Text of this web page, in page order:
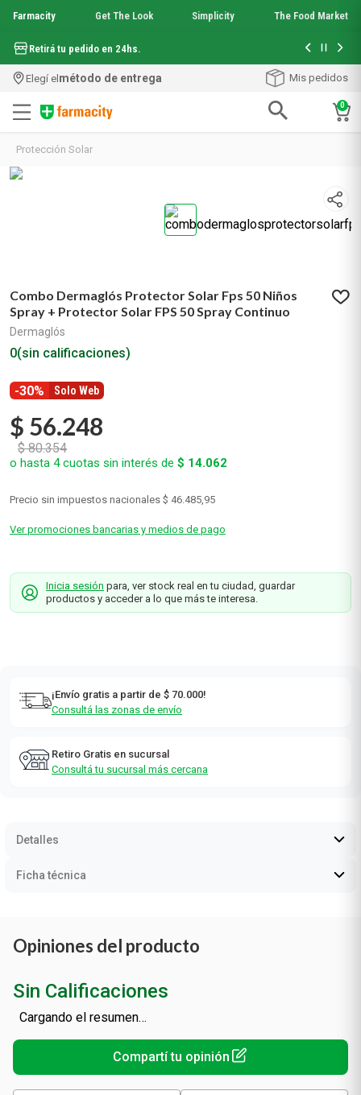
Farmacity Get The Look Simplicity The Food Market
Retirá tu pedido en 24hs. Hasta 6
Elegí elmétodo de entrega Mis pedidos
0
Protección Solar
Combo Dermaglós Protector Solar Fps 50 Niños
Spray + Protector Solar FPS 50 Spray Continuo
Dermaglós
0(sin calificaciones)
-30% Solo Web
$ 56.248
$ 80.354
o hasta 4cuotas sin interés de $ 14.062
Precio sin impuestos nacionales $ 46.485,95
Ver promociones bancarias y medios de pago
Inicia sesión para, ver stock real en tu ciudad, guardar
productos y acceder a lo que más te interesa.
¡Envío gratis a partir de $ 70.000!
Consultá las zonas de envío
Retiro Gratis en sucursal
Consultá tu sucursal más cercana
Detalles
Ficha técnica
Opiniones del producto
Sin Calificaciones
Cargando el resumen…
2.
8.nyx
9. get the look
10.uv air